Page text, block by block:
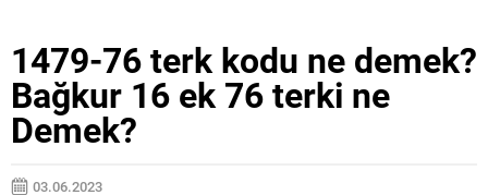
1479-76 terk kodu ne demek?
Bağkur 16 ek 76 terki ne
Demek?
03.06.2023